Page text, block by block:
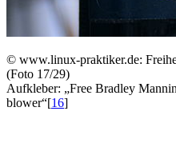
© www.linux-praktiker.de:
(Foto 17/29)
Aufkleber: „Free Bradley
blower“[16]